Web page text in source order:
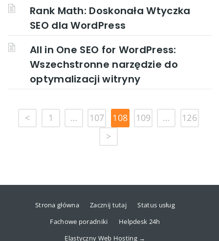
Rank Math: Doskonała Wtyczka
SEO dla WordPress
All in One SEO for WordPress:
Wszechstronne narzędzie do
optymalizacji witryny
< 1 … 107 108 109 …
126
>
Strona główna Zacznij tutaj
Status usług
Fachowe poradniki
Helpdesk 24h
Elastyczny Web Hosting →